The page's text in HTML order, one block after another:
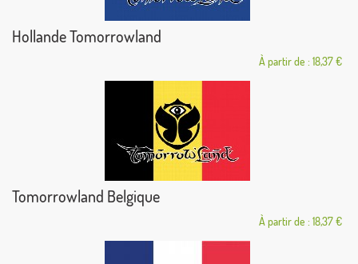
Hollande Tomorrowland
À partir de : 18,37 €
Tomorrowland Belgique
À partir de : 18,37 €